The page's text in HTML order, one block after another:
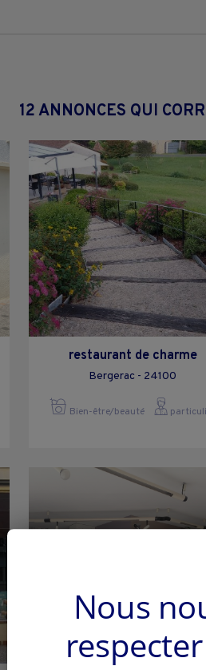
12 ANNONCES QUI
restaurant de charme
Bergerac - 24100
Bien-être/beauté
Nous